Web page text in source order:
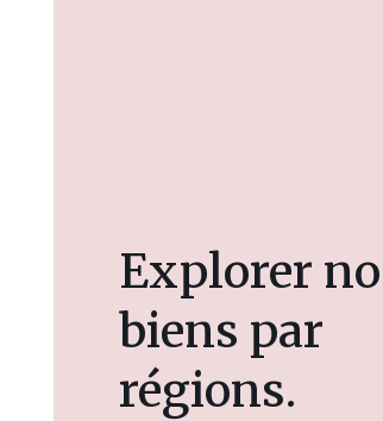
Explorer
biens par
régions.